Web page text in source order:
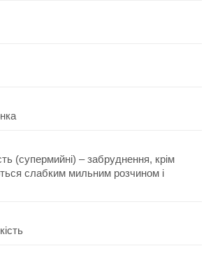
(супермийні) – забруднення, крім
слабким мильним розчином і